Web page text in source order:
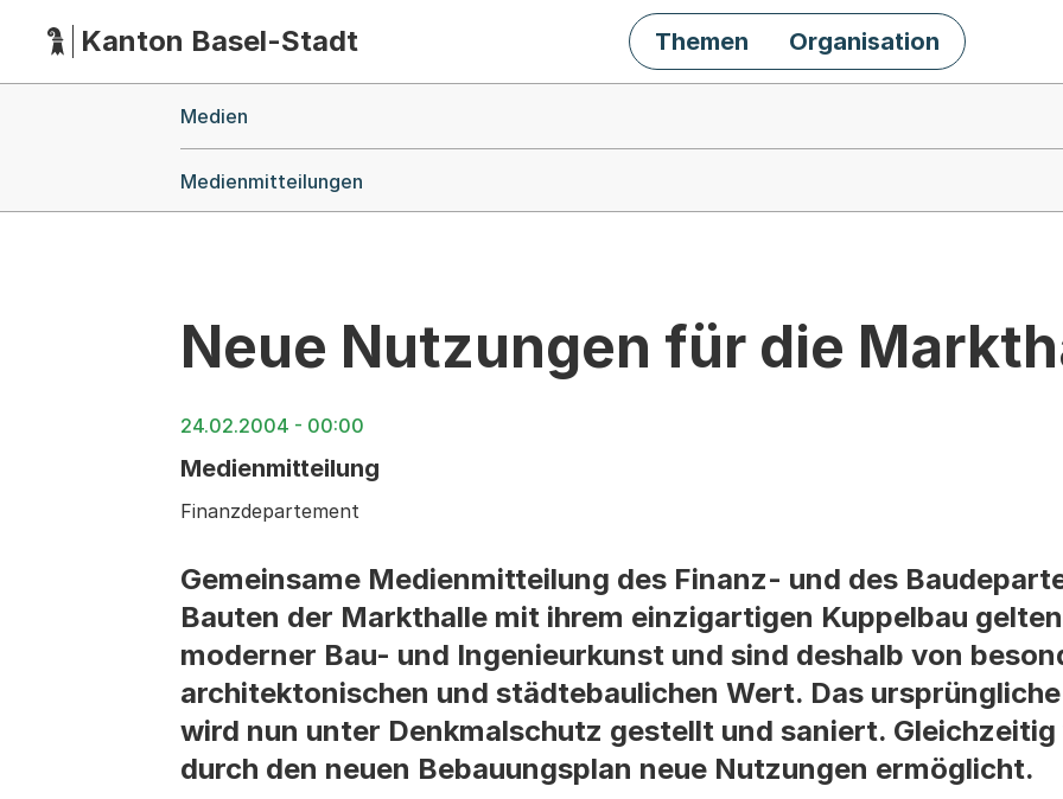
HauptnavigationKanton Basel-Stadt Themen Organisation
Medien
Medienmitteilungen
Neue Nutzungen für die
24.02.2004 - 00:00
Medienmitteilung
Finanzdepartement
Gemeinsame Medienmitteilung des Finanz- und des
Bauten der Markthalle mit ihrem einzigartigen Kuppelbau
moderner Bau- und Ingenieurkunst und sind deshalb von
architektonischen und städtebaulichen Wert. Das
wird nun unter Denkmalschutz gestellt und saniert. Gleichzeitig
durch den neuen Bebauungsplan neue Nutzungen ermöglicht.